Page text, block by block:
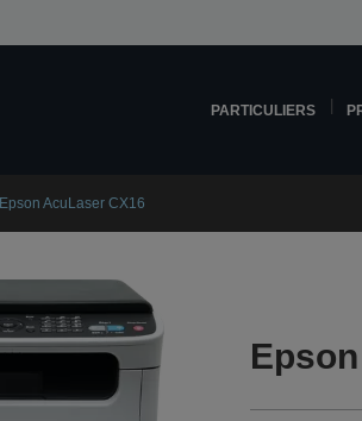
PARTICULIERS
Epson AcuLaser CX16